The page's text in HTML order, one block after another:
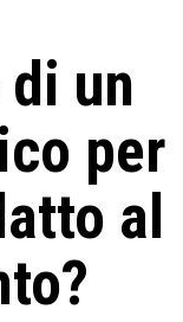
un
per
al